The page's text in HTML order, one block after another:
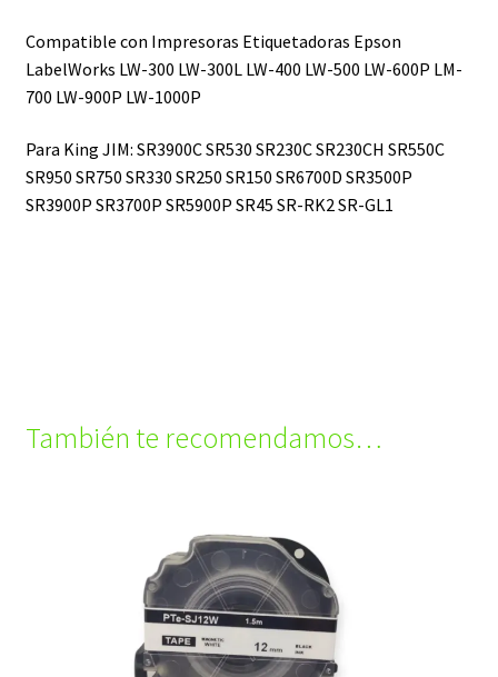
Compatible con Impresoras Etiquetadoras Epson
LabelWorks LW-300 LW-300L LW-400 LW-500 LW-600P LM-
700 LW-900P LW-1000P
Para King JIM: SR3900C SR530 SR230C SR230CH SR550C
SR950 SR750 SR330 SR250 SR150 SR6700D SR3500P
SR3900P SR3700P SR5900P SR45 SR-RK2 SR-GL1
También te recomendamos…